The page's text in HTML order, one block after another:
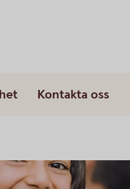
Kontakta oss